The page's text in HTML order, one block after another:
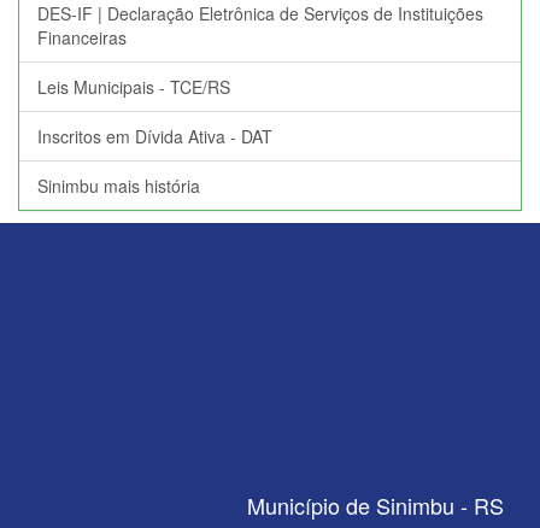
DES-IF | Declaração Eletrônica de Serviços de Instituições
Financeiras
Leis Municipais - TCE/RS
Inscritos em Dívida Ativa - DAT
Sinimbu mais história
Município de Sinimbu - RS